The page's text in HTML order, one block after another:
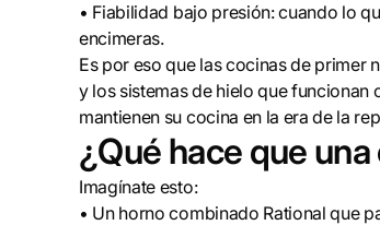
• Fiabilidad bajo presión: cuando lo
encimeras.
Es por eso que las cocinas de primer
y los sistemas de hielo que funcionan
mantienen su cocina en la era de la
¿Qué hace que
Imagínate esto:
• Un horno combinado Rational que